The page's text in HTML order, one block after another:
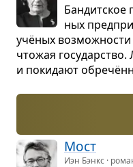
Бан­дит­ское
ных
учё­ных
что­жая
и поки­дают
Мост
Иэн Бэнкс ·